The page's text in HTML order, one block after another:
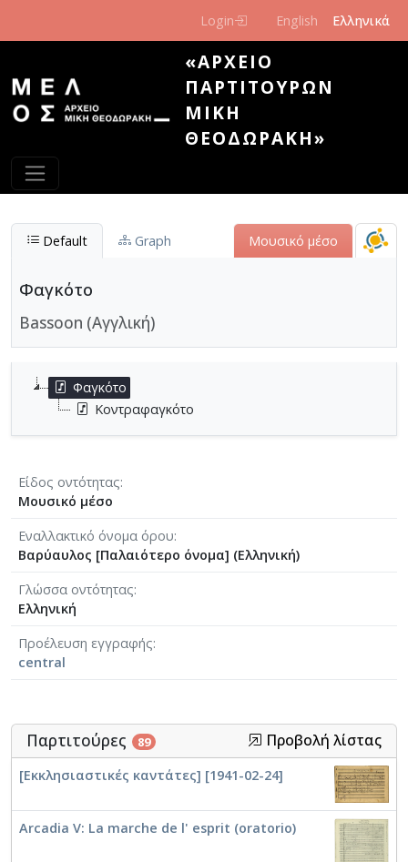
Login English Ελληνικά
«ΑΡΧΕΊΟ
ΠΑΡΤΙΤΟΎΡΩΝ
ΜΊΚΗ
ΘΕΟΔΩΡΆΚΗ»
Default Graph Μουσικό μέσο
Φαγκότο
Bassoon (Αγγλική)
Φαγκότο
Κοντραφαγκότο
Είδος οντότητας
Μουσικό μέσο
Εναλλακτικό όνομα όρου
Βαρύαυλος [Παλαιότερο όνομα] (Ελληνική)
Γλώσσα οντότητας
Ελληνική
Προέλευση εγγραφής
central
Παρτιτούρες 89 Προβολή λίστας
[Εκκλησιαστικές καντάτες] [1941-02-24]
Arcadia V: La marche de l' esprit (oratorio)